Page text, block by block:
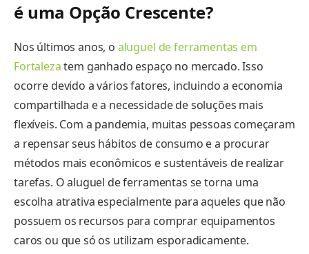
é uma Opção Crescente?
Nos últimos anos, o aluguel de ferramentas em
Fortalezatem ganhado espaço no mercado. Isso
ocorre devido a vários fatores, incluindo a economia
compartilhada e a necessidade de soluções mais
flexíveis. Com a pandemia, muitas pessoas começaram
a repensar seus hábitos de consumo e a procurar
métodos mais econômicos e sustentáveis de realizar
tarefas. O aluguel de ferramentas se torna uma
escolha atrativa especialmente para aqueles que não
possuem os recursos para comprar equipamentos
caros ou que só os utilizam esporadicamente.